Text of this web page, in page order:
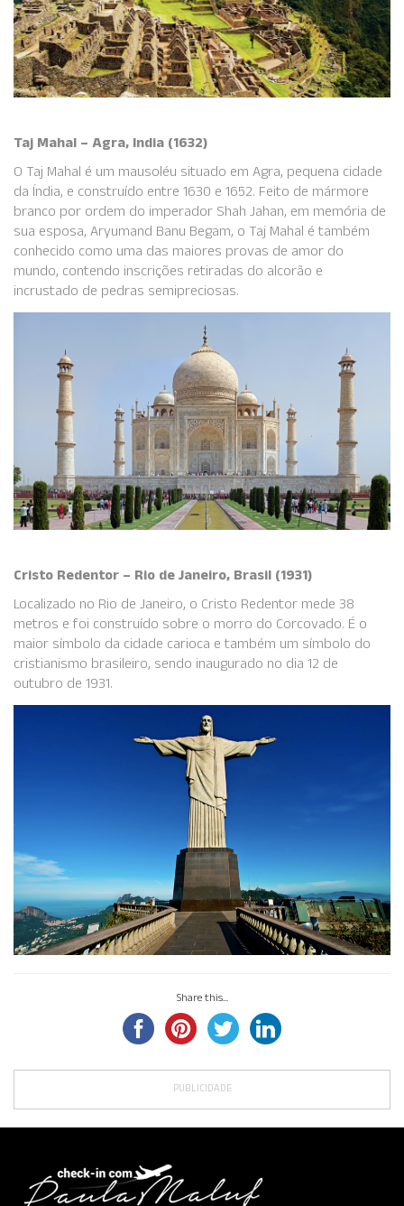
Taj Mahal – Agra, India (1632)
O Taj Mahal é um mausoléu situado em Agra, pequena cidade
da Índia, e construído entre 1630 e 1652. Feito de mármore
branco por ordem do imperador Shah Jahan, em memória de
sua esposa, Aryumand Banu Begam, o Taj Mahal é também
conhecido como uma das maiores provas de amor do
mundo, contendo inscrições retiradas do alcorão e
incrustado de pedras semipreciosas.
Cristo Redentor – Rio de Janeiro, Brasil (1931)
Localizado no Rio de Janeiro, o Cristo Redentor mede 38
metros e foi construído sobre o morro do Corcovado. É o
maior símbolo da cidade carioca e também um símbolo do
cristianismo brasileiro, sendo inaugurado no dia 12 de
outubro de 1931.
Share this...
PUBLICIDADE